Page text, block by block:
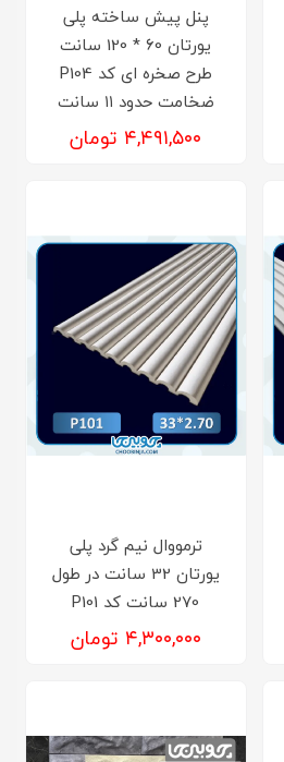
پنل پیش ساخته پلی
یورتان 60 * 120 سانت
طرح صخره ای کد P104
ضخامت حدود ۱۱ سانت
۴,۴۹۱,۵۰۰ تومان
ترمووال نیم گرد پلی
یورتان 32 سانت در طول
270 سانت کد P101
۴,۳۰۰,۰۰۰ تومان